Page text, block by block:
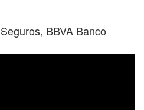
BBVA Banco